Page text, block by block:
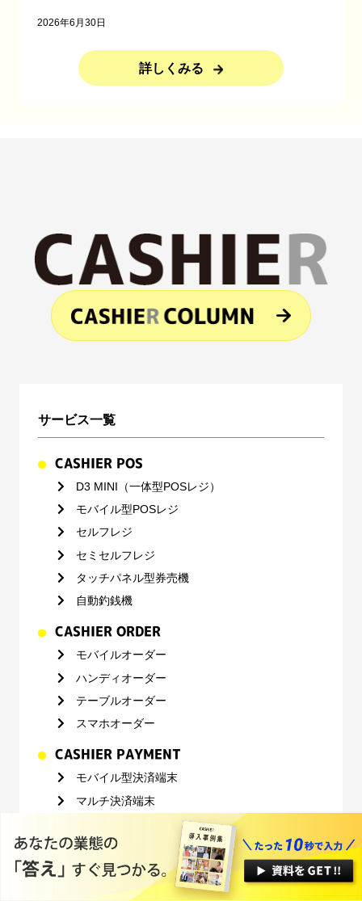
2026年6月30日
詳しくみる
サービス一覧
CASHIER POS
D3 MINI（一体型POSレジ）
モバイル型POSレジ
セルフレジ
セミセルフレジ
タッチパネル型券売機
自動釣銭機
CASHIER ORDER
モバイルオーダー
ハンディオーダー
テーブルオーダー
スマホオーダー
CASHIER PAYMENT
モバイル型決済端末
マルチ決済端末
CASHIER OPERATION
CASHIER OMO
オンライン商談 お問い合わせ